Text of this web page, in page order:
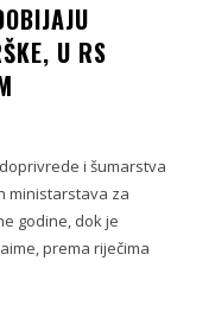
U RS
i šumarstva
ministarstava za
godine, dok je
prema riječima